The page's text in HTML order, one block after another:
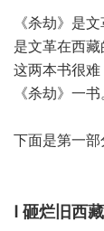
《杀劫》是
是文革在西
这两本书很
《杀劫》一书
下面是第一部
Ⅰ 砸烂旧西藏